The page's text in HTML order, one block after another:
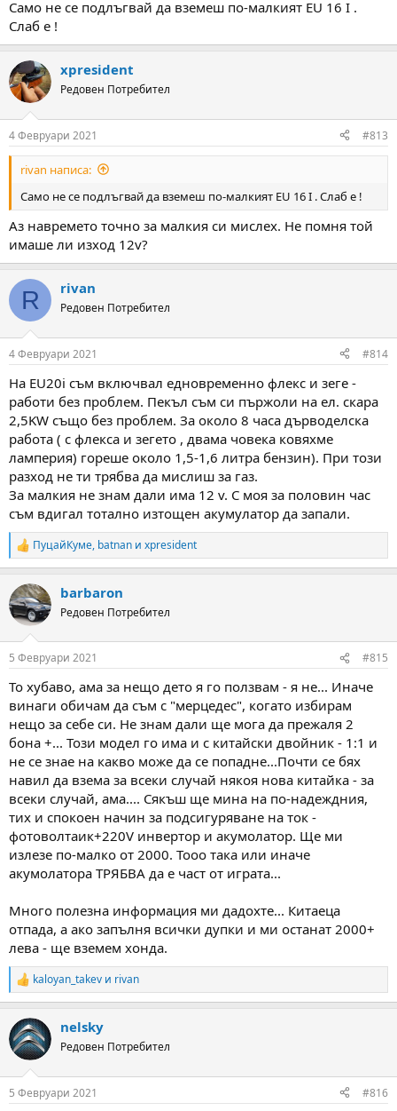
Само не се подлъгвай да вземеш по-малкият EU 16 I .
Слаб е !
xpresident
Редовен Потребител
4 Февруари 2021 #813
rivan написа:
Само не се подлъгвай да вземеш по-малкият EU 16 I . Слаб е !
Аз навремето точно за малкия си мислех. Не помня той
имаше ли изход 12v?
R rivan
Редовен Потребител
4 Февруари 2021 #814
На EU20i съм включвал едновременно флекс и зеге -
работи без проблем. Пекъл съм си пържоли на ел. скара
2,5KW също без проблем. За около 8 часа дърводелска
работа ( с флекса и зегето , двама човека ковяхме
ламперия) гореше около 1,5-1,6 литра бензин). При този
разход не ти трябва да мислиш за газ.
За малкия не знам дали има 12 v. С моя за половин час
съм вдигал тотално изтощен акумулатор да запали.
R
e
c
t
i
s
ПуцайКуме, batnan и xpresident
barbaron
Редовен Потребител
5 Февруари 2021 #815
То хубаво, ама за нещо дето я го ползвам - я не... Иначе
винаги обичам да съм с "мерцедес", когато избирам
нещо за себе си. Не знам дали ще мога да прежаля 2
бона +... Този модел го има и с китайски двойник - 1:1 и
не се знае на какво може да се попадне...Почти се бях
навил да взема за всеки случай някоя нова китайка - за
всеки случай, ама.... Сякъш ще мина на по-надеждния,
тих и спокоен начин за подсигуряване на ток -
фотоволтаик+220V инвертор и акумолатор. Ще ми
излезе по-малко от 2000. Тооо така или иначе
акумолатора ТРЯБВА да е част от играта...
Много полезна информация ми дадохте... Китаеца
отпада, а ако запълня всички дупки и ми останат 2000+
лева - ще вземем хонда.
R
e
c
t
i
s
kaloyan_takev и rivan
nelsky
Редовен Потребител
5 Февруари 2021 #816